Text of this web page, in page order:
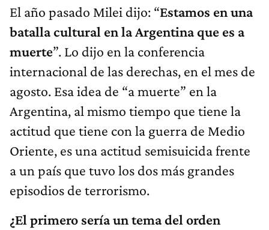
El año pasado Milei dijo: “Estamos en una
batalla cultural en la Argentina que es a
muerte”. Lo dijo en la conferencia
internacional de las derechas, en el mes de
agosto. Esa idea de “a muerte” en la
Argentina, al mismo tiempo que tiene la
actitud que tiene con la guerra de Medio
Oriente, es una actitud semisuicida frente
a un país que tuvo los dos más grandes
episodios de terrorismo.
¿El primero sería un tema del orden